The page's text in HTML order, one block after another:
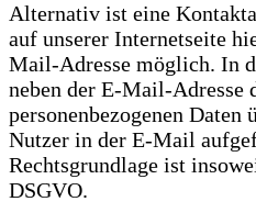
Alternativ ist eine
auf unserer Internetseite
Mail-Adresse möglich. In
neben der E-Mail-Adresse
personenbezogenen
Nutzer in der E-Mail
Rechtsgrundlage ist
DSGVO.